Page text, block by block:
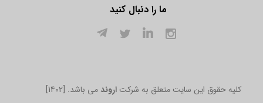
ما را دنبال کنید
[1402] .کلیه حقوق این سایت متعلق به شرکت اروندمی باشد